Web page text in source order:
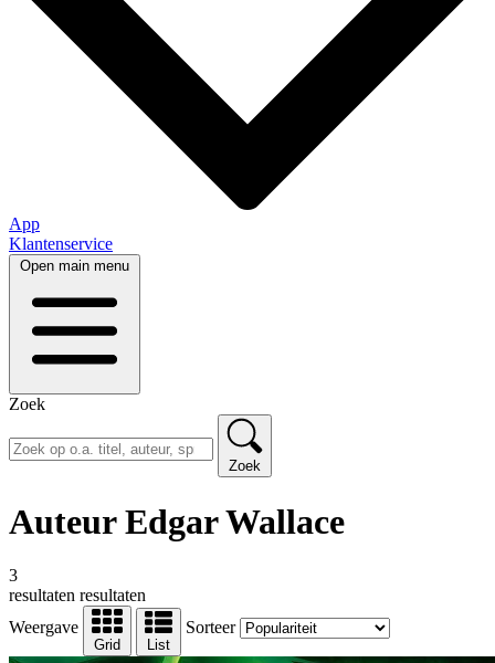
App
Klantenservice
Open main menu
Zoek
Zoek
Auteur Edgar Wallace
3
resultaten resultaten
Weergave
Grid List
Sorteer